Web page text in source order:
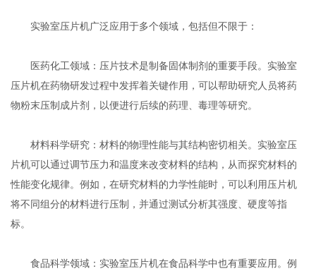
实验室压片机广泛应用于多个领域，包括但不限于：
医药化工领域：压片技术是制备固体制剂的重要手段。实验室
压片机在药物研发过程中发挥着关键作用，可以帮助研究人员将药
物粉末压制成片剂，以便进行后续的药理、毒理等研究。
材料科学研究：材料的物理性能与其结构密切相关。实验室压
片机可以通过调节压力和温度来改变材料的结构，从而探究材料的
性能变化规律。例如，在研究材料的力学性能时，可以利用压片机
将不同组分的材料进行压制，并通过测试分析其强度、硬度等指
标。
食品科学领域：实验室压片机在食品科学中也有重要应用。例